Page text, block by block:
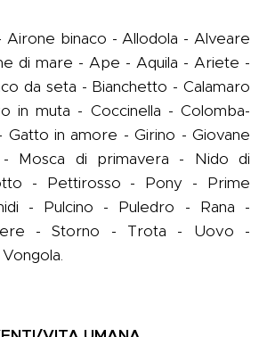
Airone binaco - Allodola - Alveare
di mare - Ape - Aquila - Ariete -
da seta - Bianchetto - Calamaro
in muta - Coccinella - Colomba-
Gatto in amore - Girino - Giovane
Mosca di primavera - Nido di
- Pettirosso - Pony - Prime
- Pulcino - Puledro - Rana -
- Storno - Trota - Uovo -